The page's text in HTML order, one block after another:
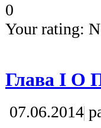
0
Your rating:
Глава I О
07.06.2014